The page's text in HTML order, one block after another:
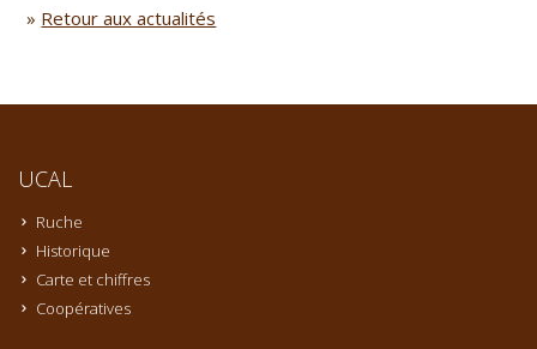
» Retour aux actualités
UCAL
Ruche
Historique
Carte et chiffres
Coopératives